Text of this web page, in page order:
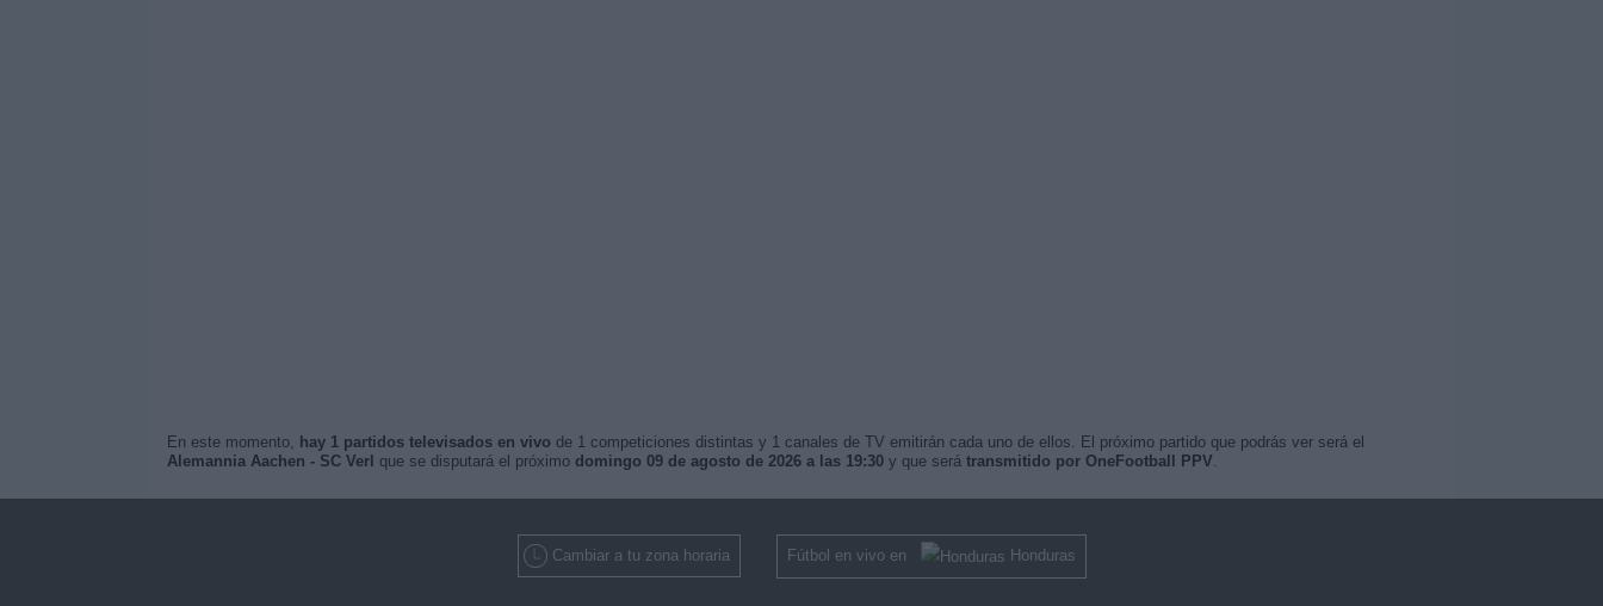
En este momento, hay 1 partidos televisados en vivo de 1 competiciones distintas y 1 canales de TV emitirán cada uno de ellos. El próximo partido que podrás ver será el
Alemannia Aachen - SC Verl que se disputará el próximo domingo 09 de agosto de 2026 a las 19:30y que será transmitido por OneFootball PPV.
Cambiar a tu zona horaria Fútbol en vivo en Honduras